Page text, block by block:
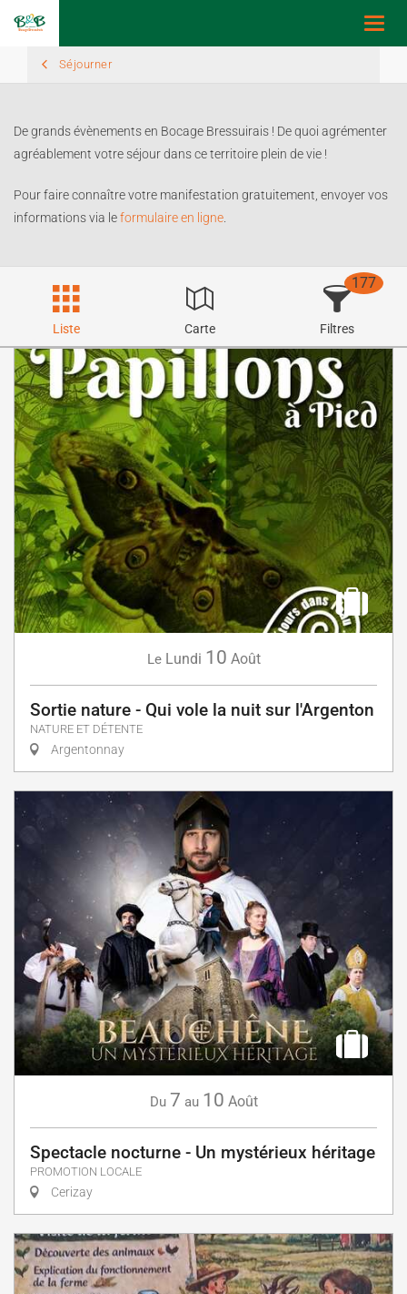
Séjourner
De grands évènements en Bocage Bressuirais ! De quoi agrémenter
agréablement votre séjour dans ce territoire plein de vie !
Pour faire connaître votre manifestation gratuitement, envoyer vos
informations via leformulaire en ligne
Liste Carte Filtres
177
Le Lundi 10 Août
Sortie nature - Qui vole la nuit sur l'Argenton
NATURE ET DÉTENTE
Argentonnay
Du 7 au 10 Août
Spectacle nocturne - Un mystérieux héritage
PROMOTION LOCALE
Cerizay